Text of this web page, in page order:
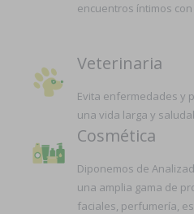
encuentros íntimos
Veterinaria
Evita enfermedades y
una vida larga y
Cosmética
Diponemos de
una amplia gama de
faciales, perfumería,